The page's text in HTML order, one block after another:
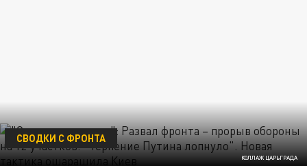
КОЛЛАЖ ЦАРЬГРАДА
СВОДКИ С ФРОНТА